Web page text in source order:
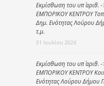
Εκμίσθωση του υπ΄ αριθ.
ΕΜΠΟΡΙΚΟΥ ΚΕΝΤΡΟΥ
Δημ. Ενότητας Λούρου
τ.μ.
31 Ιουλίου 2026
Εκμίσθωση του υπ΄ αριθ.
ΕΜΠΟΡΙΚΟΥ ΚΕΝΤΡΟΥ
Ενότητας Λούρου Δήμου